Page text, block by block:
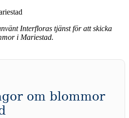
Interfloras tjänst för att skicka
i Mariestad.
om blommor